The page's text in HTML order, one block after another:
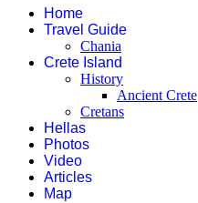
Home
Travel Guide
Chania
Crete Island
History
Ancient Crete
Cretans
Hellas
Photos
Video
Articles
Map